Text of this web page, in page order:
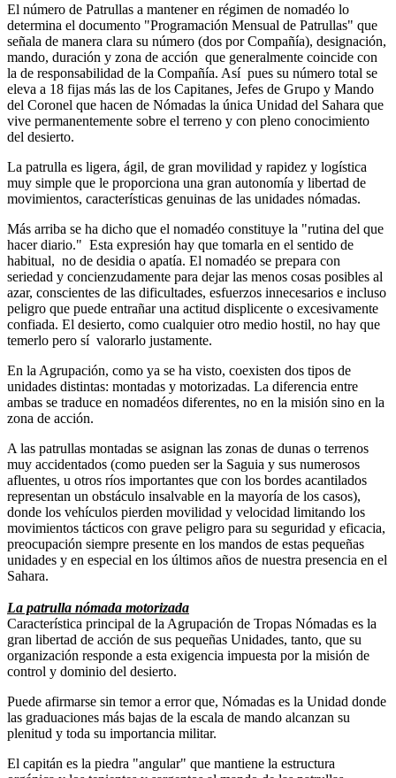
El número de Patrullas a mantener en régimen de nomadéo lo
determina el documento "Programación Mensual de Patrullas" que
señala de manera clara su número (dos por Compañía), designación,
mando, duración y zona de acción que generalmente coincide con
la de responsabilidad de la Compañía. Así pues su número total se
eleva a 18 fijas más las de los Capitanes, Jefes de Grupo y Mando
del Coronel que hacen de Nómadas la única Unidad del Sahara que
vive permanentemente sobre el terreno y con pleno conocimiento
del desierto.
La patrulla es ligera, ágil, de gran movilidad y rapidez y logística
muy simple que le proporciona una gran autonomía y libertad de
movimientos, características genuinas de las unidades nómadas.
Más arriba se ha dicho que el nomadéo constituye la "rutina del que
hacer diario." Esta expresión hay que tomarla en el sentido de
habitual, no de desidia o apatía. El nomadéo se prepara con
seriedad y concienzudamente para dejar las menos cosas posibles al
azar, conscientes de las dificultades, esfuerzos innecesarios e incluso
peligro que puede entrañar una actitud displicente o excesivamente
confiada. El desierto, como cualquier otro medio hostil, no hay que
temerlo pero sí valorarlo justamente.
En la Agrupación, como ya se ha visto, coexisten dos tipos de
unidades distintas: montadas y motorizadas. La diferencia entre
ambas se traduce en nomadéos diferentes, no en la misión sino en la
zona de acción.
A las patrullas montadas se asignan las zonas de dunas o terrenos
muy accidentados (como pueden ser la Saguia y sus numerosos
afluentes, u otros ríos importantes que con los bordes acantilados
representan un obstáculo insalvable en la mayoría de los casos),
donde los vehículos pierden movilidad y velocidad limitando los
movimientos tácticos con grave peligro para su seguridad y eficacia,
preocupación siempre presente en los mandos de estas pequeñas
unidades y en especial en los últimos años de nuestra presencia en el
Sahara.
La patrulla nómada motorizada
Característica principal de la Agrupación de Tropas Nómadas es la
gran libertad de acción de sus pequeñas Unidades, tanto, que su
organización responde a esta exigencia impuesta por la misión de
control y dominio del desierto.
Puede afirmarse sin temor a error que, Nómadas es la Unidad donde
las graduaciones más bajas de la escala de mando alcanzan su
plenitud y toda su importancia militar.
El capitán es la piedra "angular" que mantiene la estructura